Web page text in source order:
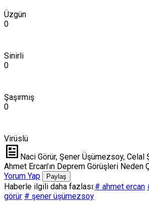
Üzgün
0
Sinirli
0
Şaşırmış
0
Virüslü
Naci Görür, Şener Üşümezsoy, Celal
Ahmet Ercan’ın Deprem Görüşleri Neden
Yorum Yap
Paylaş
Haberle ilgili daha fazlası:# ahmet ercan
görür # şener üşümezsoy